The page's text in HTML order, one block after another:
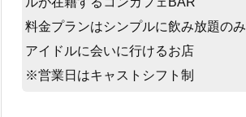
料金プランはシンプルに飲み放題のみ
アイドルに会いに行けるお店
※営業日はキャストシフト制